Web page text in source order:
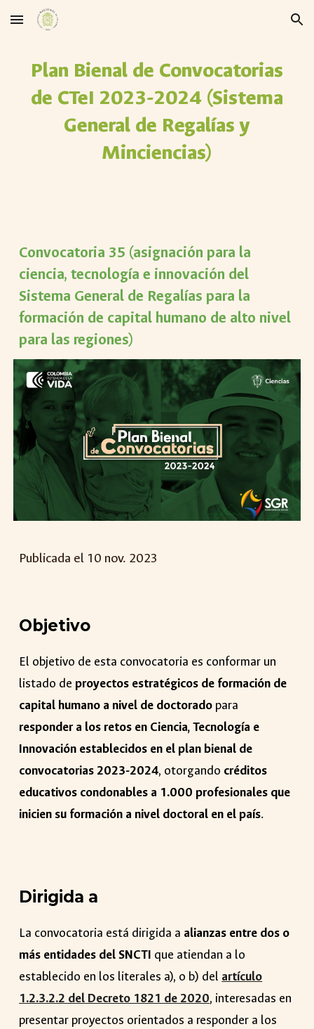
Skip to main content Skip to navigation
Plan Bienal de Convocatorias
de CTeI 2023-2024 (Sistema
General de Regalías y
Minciencias)
Convocatoria 35 (asignación para la
ciencia, tecnología e innovación del
Sistema General de Regalías para la
formación de capital humano de alto nivel
para las regiones)
Publicada el 10 nov. 2023
Objetivo
El objetivo de esta convocatoria es conformar un
listado de proyectos estratégicos de formación de
capital humano a nivel de doctorado para
responder a los retos en Ciencia, Tecnología e
Innovación establecidos en el plan bienal de
convocatorias 2023-2024, otorgando créditos
educativos condonables a 1.000 profesionales que
inicien su formación a nivel doctoral en el país.
Dirigida a
La convocatoria está dirigida a alianzas entre dos o
más entidades del SNCTI que atiendan a lo
establecido en los literales a), o b) del artículo
1.2.3.2.2 del Decreto 1821 de 2020, interesadas en
presentar proyectos orientados a responder a los